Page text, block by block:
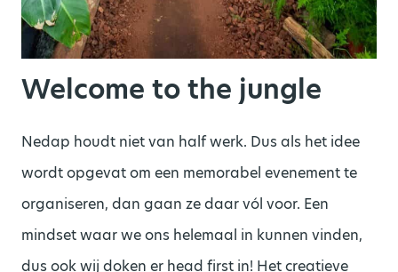
Welcome tothe jungle
Nedap houdt niet van half werk. Dus als het idee
wordt opgevat om een memorabel evenement te
organiseren, dan gaan ze daar vól voor. Een
mindsetwaar we ons helemaal in kunnen vinden,
dus ook wij doken er head first in! Het creatieve